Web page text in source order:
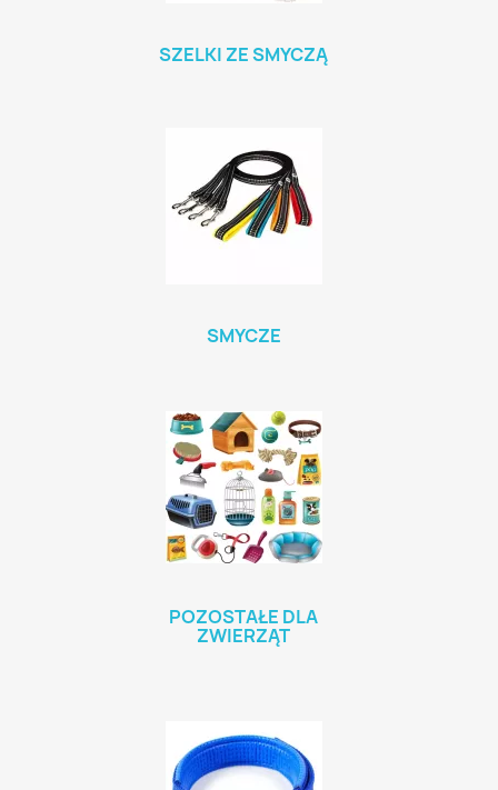
SZELKI ZE SMYCZĄ
SMYCZE
POZOSTAŁE DLA
ZWIERZĄT